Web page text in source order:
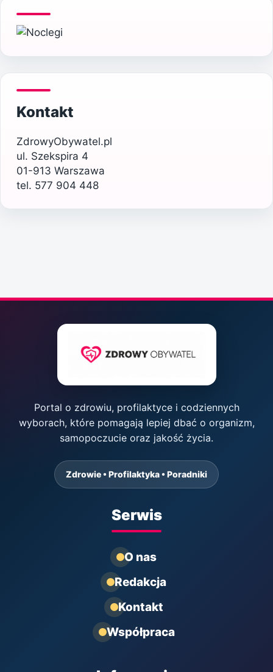
Kontakt
ZdrowyObywatel.pl
ul. Szekspira 4
01-913 Warszawa
tel. 577 904 448
Portal o zdrowiu, profilaktyce i codziennych
wyborach, które pomagają lepiej dbać o organizm,
samopoczucie oraz jakość życia.
Zdrowie • Profilaktyka • Poradniki
Serwis
O nas
Redakcja
Kontakt
Współpraca